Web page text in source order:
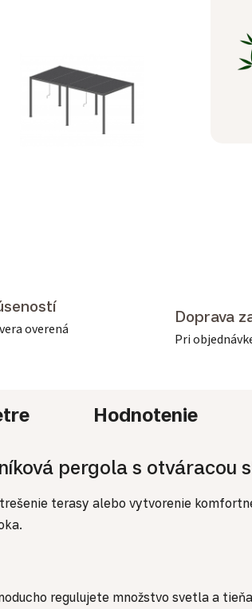
overená
Doprava
Pri
Hodnotenie
pergola s otváracou
terasy alebo vytvorenie
regulujete množstvo svetla a